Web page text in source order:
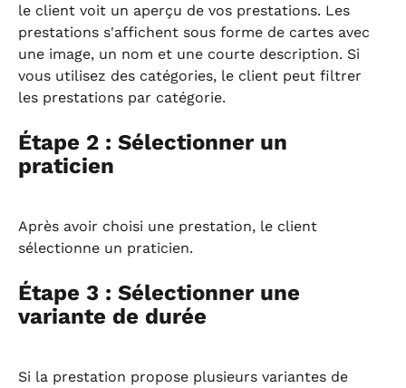
le client voit un aperçu de vos prestations. Les
prestations s'affichent sous forme de cartes avec
une image, un nom et une courte description. Si
vous utilisez des catégories, le client peut filtrer
les prestations par catégorie.
Étape 2 : Sélectionner un
praticien
Après avoir choisi une prestation, le client
sélectionne un praticien.
Étape 3 : Sélectionner une
variante de durée
Si la prestation propose plusieurs variantes de